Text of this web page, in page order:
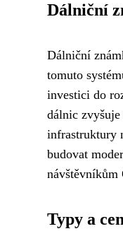
Dálniční
Dálniční
tomuto
investici do
dálnic
infrastruktury
budovat
návštěvníkům
Typy a